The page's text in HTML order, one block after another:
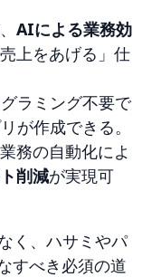
AIによる業務効
上をあげる」仕
ラミング不要で
が作成できる。
務の自動化によ
削減が実現可
く、ハサミやパ
すべき必須の道